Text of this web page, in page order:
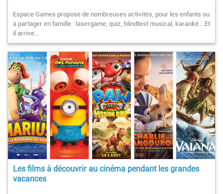
Espace Games propose de nombreuses activités, pour les enfants ou
à partager en famille : lasergame, quiz, blindtest musical, karaoké... Et
il arrive…
Les films à découvrir au cinéma pendant les grandes
vacances